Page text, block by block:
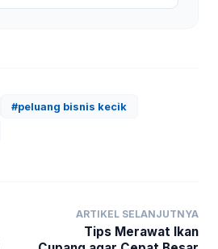
#peluang bisnis kecik
ARTIKEL SELANJUTNYA
Tips Merawat Ikan